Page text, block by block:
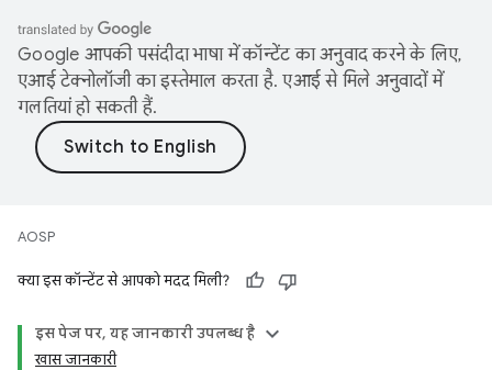
Google आपकी पसंदीदा भाषा में कॉन्टेंट का अनुवाद करने के लिए,
एआई टेक्नोलॉजी का इस्तेमाल करता है. एआई से मिले अनुवादों में
गलतियां हो सकती हैं.
AOSP
क्या इस कॉन्टेंट से आपको मदद मिली?
इस पेज पर, यह जानकारी उपलब्ध है
खास जानकारी